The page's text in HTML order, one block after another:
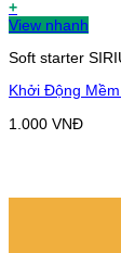
+
View nhanh
Soft starter
Khởi Động
1.000 VNĐ